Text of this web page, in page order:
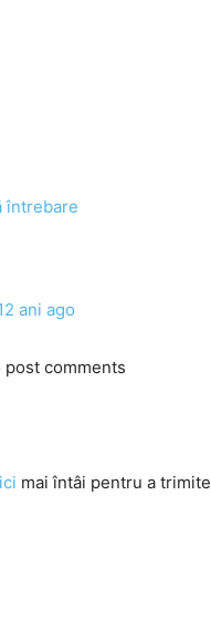
întrebare
ani ago
post comments
mai întâi pentru a